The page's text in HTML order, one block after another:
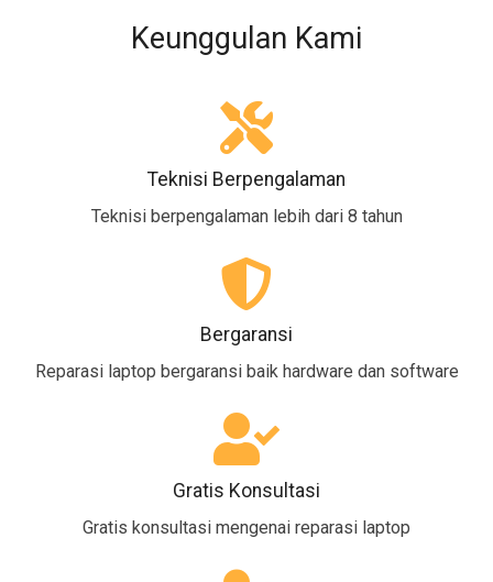
Keunggulan Kami
Teknisi Berpengalaman
Teknisi berpengalaman lebih dari 8 tahun
Bergaransi
Reparasi laptop bergaransi baik hardware dan software
Gratis Konsultasi
Gratis konsultasi mengenai reparasi laptop